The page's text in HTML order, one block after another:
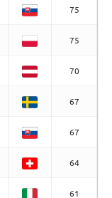
75
75
70
67
67
64
61